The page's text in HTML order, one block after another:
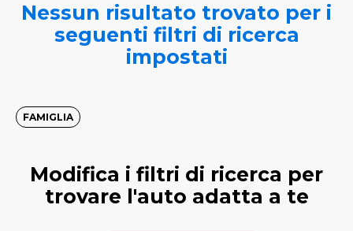
Nessun risultato trovato per i
seguenti filtri di ricerca
impostati
FAMIGLIA
Modifica i filtri di ricerca per
trovare l'auto adatta a te